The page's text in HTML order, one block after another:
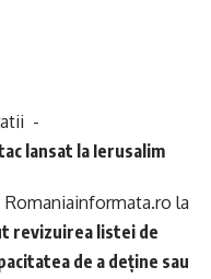
-
lansat la Ierusalim
la
revizuirea listei de
de a deține sau